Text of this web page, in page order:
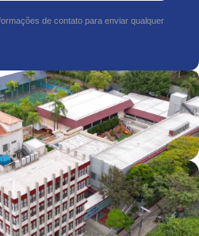
de contato para enviar qualquer